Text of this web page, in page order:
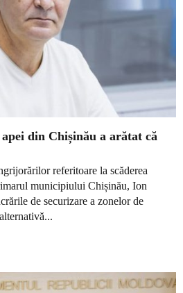
din Chișinău a arătat că
referitoare la scăderea
municipiului Chișinău, Ion
de securizare a zonelor de